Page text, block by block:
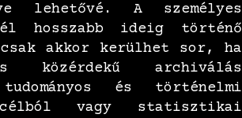
lehetővé. A személyes
hosszabb ideig történő
akkor kerülhet sor, ha
közérdekű archiválás
és történelmi
vagy statisztikai